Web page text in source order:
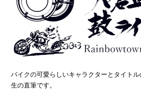
バイクの可愛らしいキャラクターとタイト
生の直筆です。